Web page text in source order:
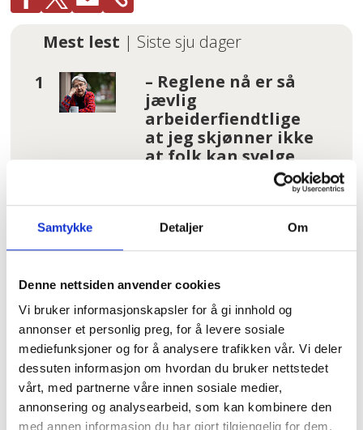
Samtykke Detaljer Om
Denne nettsiden anvender cookies
Vi bruker informasjonskapsler for å gi innhold og
annonser et personlig preg, for å levere sosiale
mediefunksjoner og for å analysere trafikken vår. Vi deler
dessuten informasjon om hvordan du bruker nettstedet
vårt, med partnerne våre innen sosiale medier,
annonsering og analysearbeid, som kan kombinere den
med annen informasjon du har gjort tilgjengelig for dem,
Mest lest | Siste sju dager
– Reglene nå er så
jævlig
arbeiderfiendtlige
at jeg skjønner ikke
at folk kan svelge
ansatte i Oslo
kommune uten
Føler meg plassert
på loftet og glemt
Tannhelse: Se om du
har krav på gratis
tannbehandling
uten å vite det